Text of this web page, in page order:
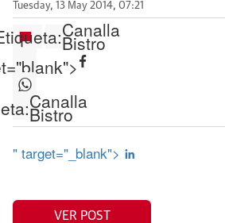
Tuesday, 13 May 2014, 07:21
Canalla
Bistro
Canalla
Bistro
" target="_blank">
VER POST